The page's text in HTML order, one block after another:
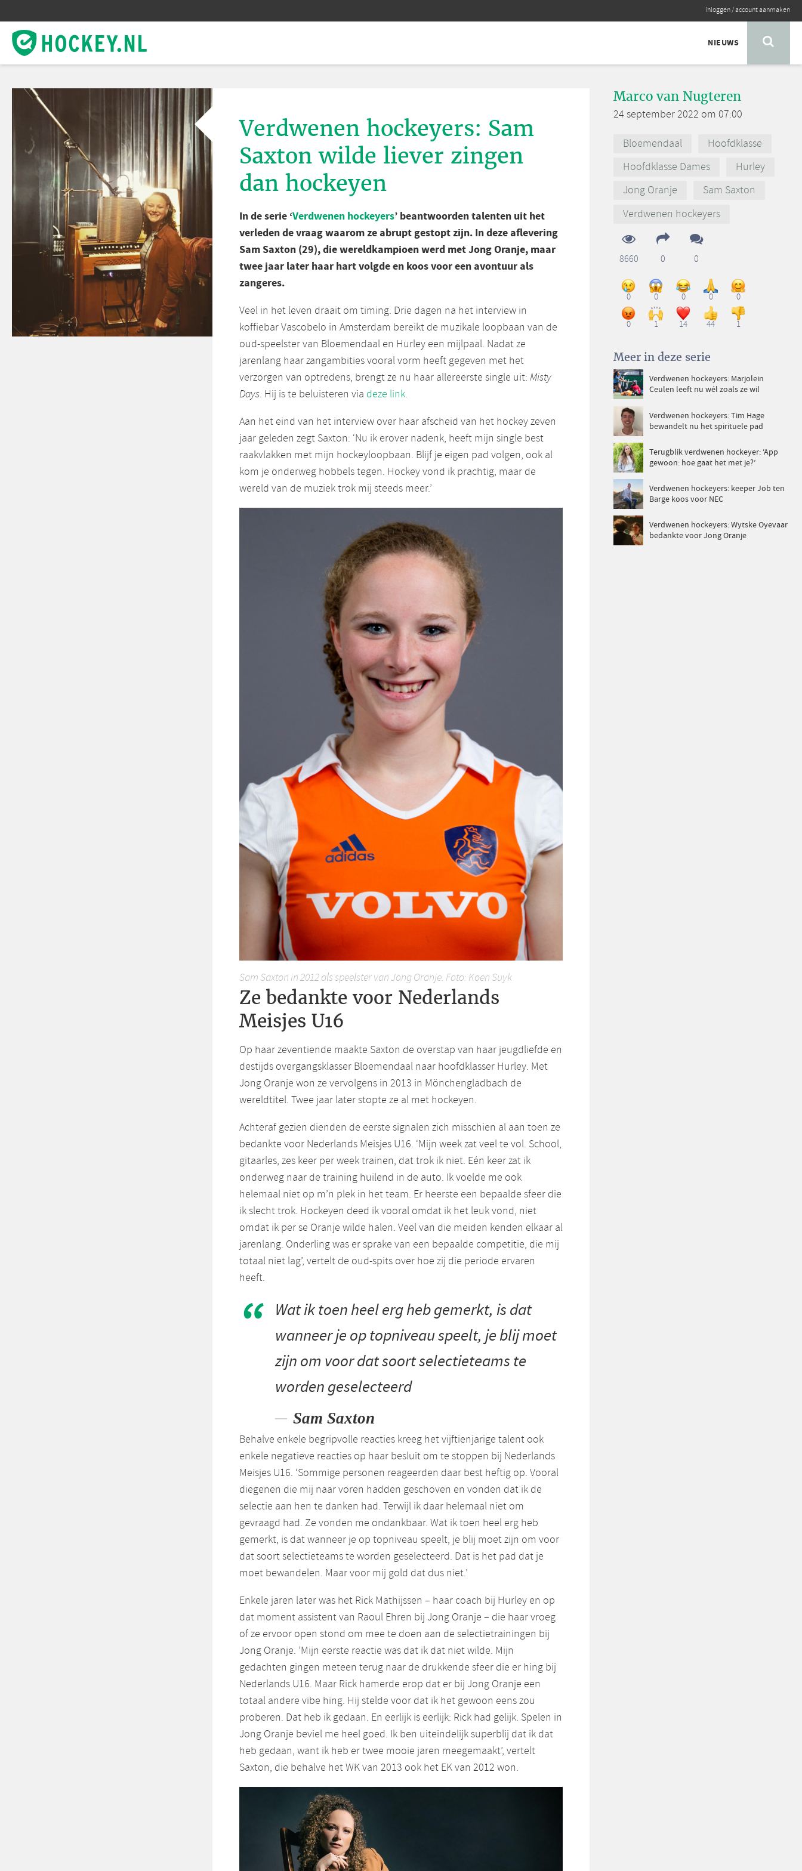
inloggen/account aanmaken
NIEUWS
Verdwenen hockeyers: Sam
Saxton wilde liever zingen
dan hockeyen
In de serie ‘Verdwenen hockeyers’ beantwoorden talenten uit het
verleden de vraag waarom ze abrupt gestopt zijn. In deze aflevering
Sam Saxton (29), die wereldkampioen werd met Jong Oranje, maar
twee jaar later haar hart volgde en koos voor een avontuur als
zangeres.
Veel in het leven draait om timing. Drie dagen na het interview in
koffiebar Vascobelo in Amsterdam bereikt de muzikale loopbaan van de
oud-speelster van Bloemendaal en Hurley een mijlpaal. Nadat ze
jarenlang haar zangambities vooral vorm heeft gegeven met het
verzorgen van optredens, brengt ze nu haar allereerste single uit: Misty
Days. Hij is te beluisteren via deze link.
Aan het eind van het interview over haar afscheid van het hockey zeven
jaar geleden zegt Saxton: ‘Nu ik erover nadenk, heeft mijn single best
raakvlakken met mijn hockeyloopbaan. Blijf je eigen pad volgen, ook al
kom je onderweg hobbels tegen. Hockey vond ik prachtig, maar de
wereld van de muziek trok mij steeds meer.’
Sam Saxton in 2012 als speelster van Jong Oranje. Foto: Koen Suyk
Ze bedankte voor Nederlands
Meisjes U16
Op haar zeventiende maakte Saxton de overstap van haar jeugdliefde en
destijds overgangsklasser Bloemendaal naar hoofdklasser Hurley. Met
Jong Oranje won ze vervolgens in 2013 in Mönchengladbach de
wereldtitel. Twee jaar later stopte ze al met hockeyen.
Achteraf gezien dienden de eerste signalen zich misschien al aan toen ze
bedankte voor Nederlands Meisjes U16. ‘Mijn week zat veel te vol. School,
gitaarles, zes keer per week trainen, dat trok ik niet. Eén keer zat ik
onderweg naar de training huilend in de auto. Ik voelde me ook
helemaal niet op m’n plek in het team. Er heerste een bepaalde sfeer die
ik slecht trok. Hockeyen deed ik vooral omdat ik het leuk vond, niet
omdat ik per se Oranje wilde halen. Veel van die meiden kenden elkaar al
jarenlang. Onderling was er sprake van een bepaalde competitie, die mij
totaal niet lag’, vertelt de oud-spits over hoe zij die periode ervaren
heeft.
Wat ik toen heel erg heb gemerkt, is dat
wanneer je op topniveau speelt, je blij moet
zijn om voor dat soort selectieteams te
worden geselecteerd
Sam Saxton
Behalve enkele begripvolle reacties kreeg het vijftienjarige talent ook
enkele negatieve reacties op haar besluit om te stoppen bij Nederlands
Meisjes U16. ‘Sommige personen reageerden daar best heftig op. Vooral
diegenen die mij naar voren hadden geschoven en vonden dat ik de
selectie aan hen te danken had. Terwijl ik daar helemaal niet om
gevraagd had. Ze vonden me ondankbaar. Wat ik toen heel erg heb
gemerkt, is dat wanneer je op topniveau speelt, je blij moet zijn om voor
dat soort selectieteams te worden geselecteerd. Dat is het pad dat je
moet bewandelen. Maar voor mij gold dat dus niet.’
Enkele jaren later was het Rick Mathijssen – haar coach bij Hurley en op
dat moment assistent van Raoul Ehren bij Jong Oranje – die haar vroeg
of ze ervoor open stond om mee te doen aan de selectietrainingen bij
Jong Oranje. ‘Mijn eerste reactie was dat ik dat niet wilde. Mijn
gedachten gingen meteen terug naar de drukkende sfeer die er hing bij
Nederlands U16. Maar Rick hamerde erop dat er bij Jong Oranje een
totaal andere vibe hing. Hij stelde voor dat ik het gewoon eens zou
proberen. Dat heb ik gedaan. En eerlijk is eerlijk: Rick had gelijk. Spelen in
Jong Oranje beviel me heel goed. Ik ben uiteindelijk superblij dat ik dat
heb gedaan, want ik heb er twee mooie jaren meegemaakt’, vertelt
Saxton, die behalve het WK van 2013 ook het EK van 2012 won.
Marco van Nugteren
24 september 2022 om 07:00
Bloemendaal
Hoofdklasse
Hoofdklasse Dames
Hurley
Jong Oranje
Sam Saxton
Verdwenen hockeyers
8660 0 0
0 0 0 0 0
0 1 14 44 1
Meer in deze serie
Verdwenen hockeyers: Marjolein
Ceulen leeft nu wél zoals ze wil
Verdwenen hockeyers: Tim Hage
bewandelt nu het spirituele pad
Terugblik verdwenen hockeyer: ‘App
gewoon: hoe gaat het met je?’
Verdwenen hockeyers: keeper Job ten
Barge koos voor NEC
Verdwenen hockeyers: Wytske Oyevaar
bedankte voor Jong Oranje